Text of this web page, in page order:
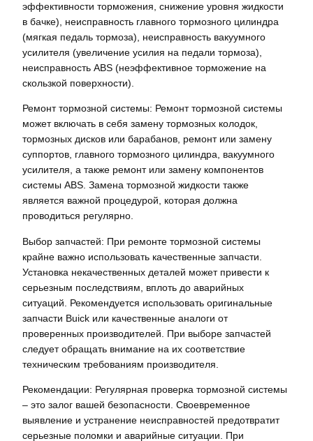
эффективности торможения, снижение уровня жидкости
в бачке), неисправность главного тормозного цилиндра
(мягкая педаль тормоза), неисправность вакуумного
усилителя (увеличение усилия на педали тормоза),
неисправность ABS (неэффективное торможение на
скользкой поверхности).
Ремонт тормозной системы: Ремонт тормозной системы
может включать в себя замену тормозных колодок,
тормозных дисков или барабанов, ремонт или замену
суппортов, главного тормозного цилиндра, вакуумного
усилителя, а также ремонт или замену компонентов
системы ABS. Замена тормозной жидкости также
является важной процедурой, которая должна
проводиться регулярно.
Выбор запчастей: При ремонте тормозной системы
крайне важно использовать качественные запчасти.
Установка некачественных деталей может привести к
серьезным последствиям, вплоть до аварийных
ситуаций. Рекомендуется использовать оригинальные
запчасти Buick или качественные аналоги от
проверенных производителей. При выборе запчастей
следует обращать внимание на их соответствие
техническим требованиям производителя.
Рекомендации: Регулярная проверка тормозной системы
– это залог вашей безопасности. Своевременное
выявление и устранение неисправностей предотвратит
серьезные поломки и аварийные ситуации. При